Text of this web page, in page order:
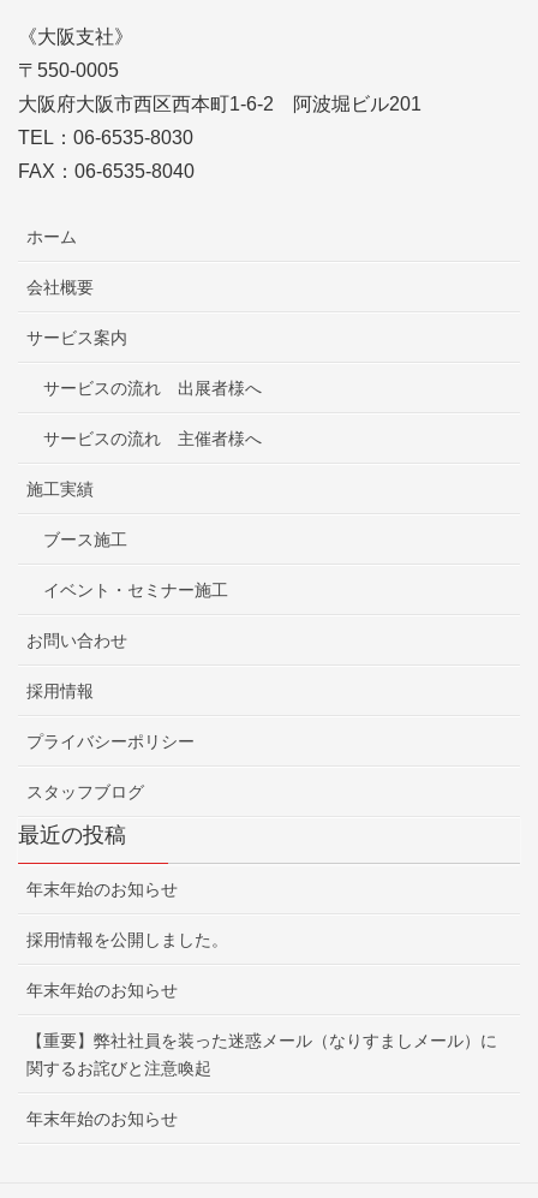
《大阪支社》
〒550-0005
大阪府大阪市西区西本町1-6-2 阿波堀ビル201
TEL：06-6535-8030
FAX：06-6535-8040
ホーム
会社概要
サービス案内
サービスの流れ 出展者様へ
サービスの流れ 主催者様へ
施工実績
ブース施工
イベント・セミナー施工
お問い合わせ
採用情報
プライバシーポリシー
スタッフブログ
最近の投稿
年末年始のお知らせ
採用情報を公開しました。
年末年始のお知らせ
【重要】弊社社員を装った迷惑メール（なりすましメール）に
関するお詫びと注意喚起
年末年始のお知らせ